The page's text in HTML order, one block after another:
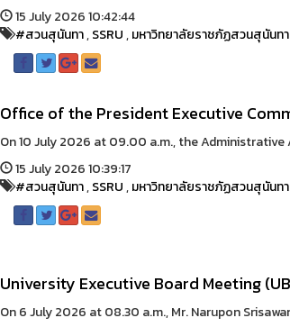
15 July 2026 10:42:44
#สวนสุนันทา,SSRU,มหาวิทยาลัยราชภัฏสวนสุนันทา
Office of the President Executive
On 10 July 2026 at 09.00 a.m., the
15 July 2026 10:39:17
#สวนสุนันทา,SSRU,มหาวิทยาลัยราชภัฏสวนสุนันทา
University Executive Board Meeting
On 6 July 2026 at 08.30 a.m., Mr. Narupon